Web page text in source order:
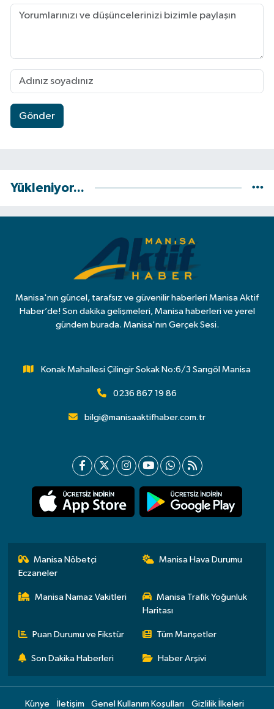
Gönder
Yükleniyor...
Manisa'nın güncel, tarafsız ve güvenilir haberleri Manisa Aktif
Haber’de! Son dakika gelişmeleri, Manisa haberleri ve yerel
gündem burada. Manisa'nın Gerçek Sesi.
Konak Mahallesi Çilingir Sokak No:6/3 Sarıgöl Manisa
0236 867 19 86
bilgi@manisaaktifhaber.com.tr
Manisa Nöbetçi
Eczaneler
Manisa Hava Durumu
Manisa Namaz Vakitleri
Manisa Trafik Yoğunluk
Haritası
Puan Durumu ve Fikstür Tüm Manşetler
Son Dakika Haberleri Haber Arşivi
Künye İletişim Genel Kullanım Koşulları Gizlilik İlkeleri